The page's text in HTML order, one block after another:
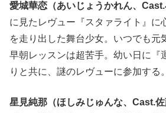
愛城華恋（あいじょうかれん、Cast.
に見たレヴュー『スタァライト』に
を走り出した舞台少女。いつでも元
早朝レッスンは超苦手。幼い日に『
りと共に、謎のレヴューに参加する。
星見純那（ほしみじゅんな、Cast.佐